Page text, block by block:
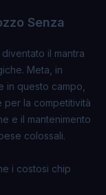
Senza
il mantra
Meta, in
in questo campo,
per la competitività
e il mantenimento
colossali.
i costosi chip